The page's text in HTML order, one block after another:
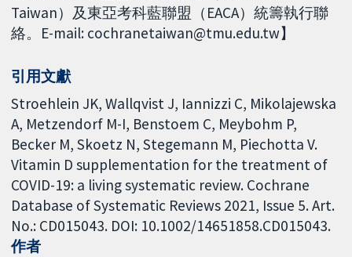
Taiwan）及東亞考科藍聯盟（EACA）統籌執行聯
絡。E-mail: cochranetaiwan@tmu.edu.tw】
引用文獻
Stroehlein JK, Wallqvist J, Iannizzi C, Mikolajewska
A, Metzendorf M-I, Benstoem C, Meybohm P,
Becker M, Skoetz N, Stegemann M, Piechotta V.
Vitamin D supplementation for the treatment of
COVID-19: a living systematic review. Cochrane
Database of Systematic Reviews 2021, Issue 5. Art.
No.: CD015043. DOI: 10.1002/14651858.CD015043.
作者